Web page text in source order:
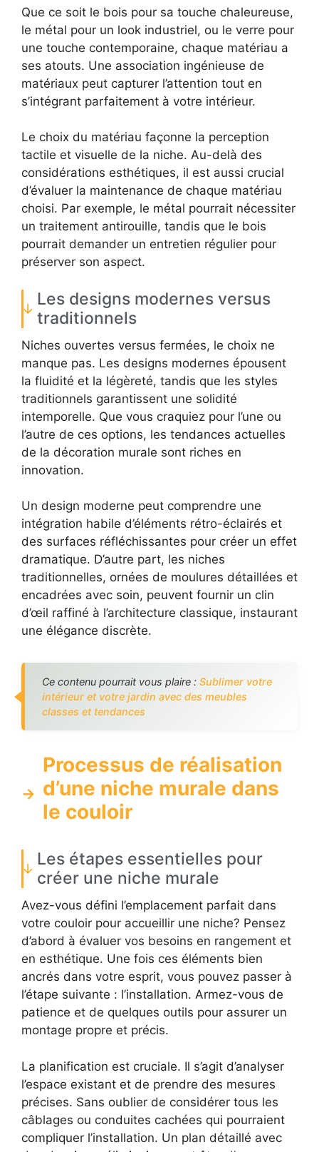
Que ce soit le bois pour sa touche chaleureuse,
le métal pour un look industriel, ou le verre pour
une touche contemporaine, chaque matériau a
ses atouts. Une association ingénieuse de
matériaux peut capturer l’attention tout en
s’intégrant parfaitement à votre intérieur.
Le choix du matériau façonne la perception
tactile et visuelle de la niche. Au-delà des
considérations esthétiques, il est aussi crucial
d’évaluer la maintenance de chaque matériau
choisi. Par exemple, le métal pourrait nécessiter
un traitement antirouille, tandis que le bois
pourrait demander un entretien régulier pour
préserver son aspect.
Les designs modernes versus
traditionnels
Niches ouvertes versus fermées, le choix ne
manque pas. Les designs modernes épousent
la fluidité et la légèreté, tandis que les styles
traditionnels garantissent une solidité
intemporelle. Que vous craquiez pour l’une ou
l’autre de ces options, les tendances actuelles
de la décoration murale sont riches en
innovation.
Un design moderne peut comprendre une
intégration habile d’éléments rétro-éclairés et
des surfaces réfléchissantes pour créer un effet
dramatique. D’autre part, les niches
traditionnelles, ornées de moulures détaillées et
encadrées avec soin, peuvent fournir un clin
d’œil raffiné à l’architecture classique, instaurant
une élégance discrète.
Ce contenu pourrait vous plaire : Sublimer votre
intérieur et votre jardin avec des meubles
classes et tendances
Processus de réalisation
d’une niche murale dans
le couloir
Les étapes essentielles pour
créer une niche murale
Avez-vous défini l’emplacement parfait dans
votre couloir pour accueillir une niche? Pensez
d’abord à évaluer vos besoins en rangement et
en esthétique. Une fois ces éléments bien
ancrés dans votre esprit, vous pouvez passer à
l’étape suivante : l’installation. Armez-vous de
patience et de quelques outils pour assurer un
montage propre et précis.
La planification est cruciale. Il s’agit d’analyser
l’espace existant et de prendre des mesures
précises. Sans oublier de considérer tous les
câblages ou conduites cachées qui pourraient
compliquer l’installation. Un plan détaillé avec